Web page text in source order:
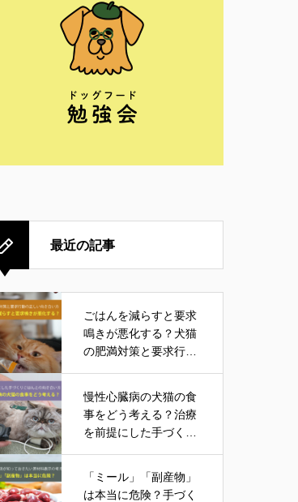
最近の記事
ごはんを減らすと要求
鳴きが悪化する？犬猫
の肥満対策と要求行動
慢性心臓病の犬猫の食
事をどう考える？治療
を前提にした手づくり
「ミール」「副産物」
は本当に危険？手づく